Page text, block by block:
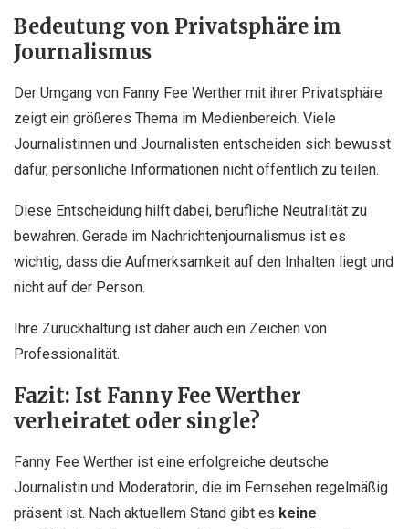
Bedeutung von Privatsphäre im
Journalismus
Der Umgang von Fanny Fee Werther mit ihrer Privatsphäre
zeigt ein größeres Thema im Medienbereich. Viele
Journalistinnen und Journalisten entscheiden sich bewusst
dafür, persönliche Informationen nicht öffentlich zu teilen.
Diese Entscheidung hilft dabei, berufliche Neutralität zu
bewahren. Gerade im Nachrichtenjournalismus ist es
wichtig, dass die Aufmerksamkeit auf den Inhalten liegt und
nicht auf der Person.
Ihre Zurückhaltung ist daher auch ein Zeichen von
Professionalität.
Fazit: Ist Fanny Fee Werther
verheiratet oder single?
Fanny Fee Werther ist eine erfolgreiche deutsche
Journalistin und Moderatorin, die im Fernsehen regelmäßig
präsent ist. Nach aktuellem Stand gibt es keine